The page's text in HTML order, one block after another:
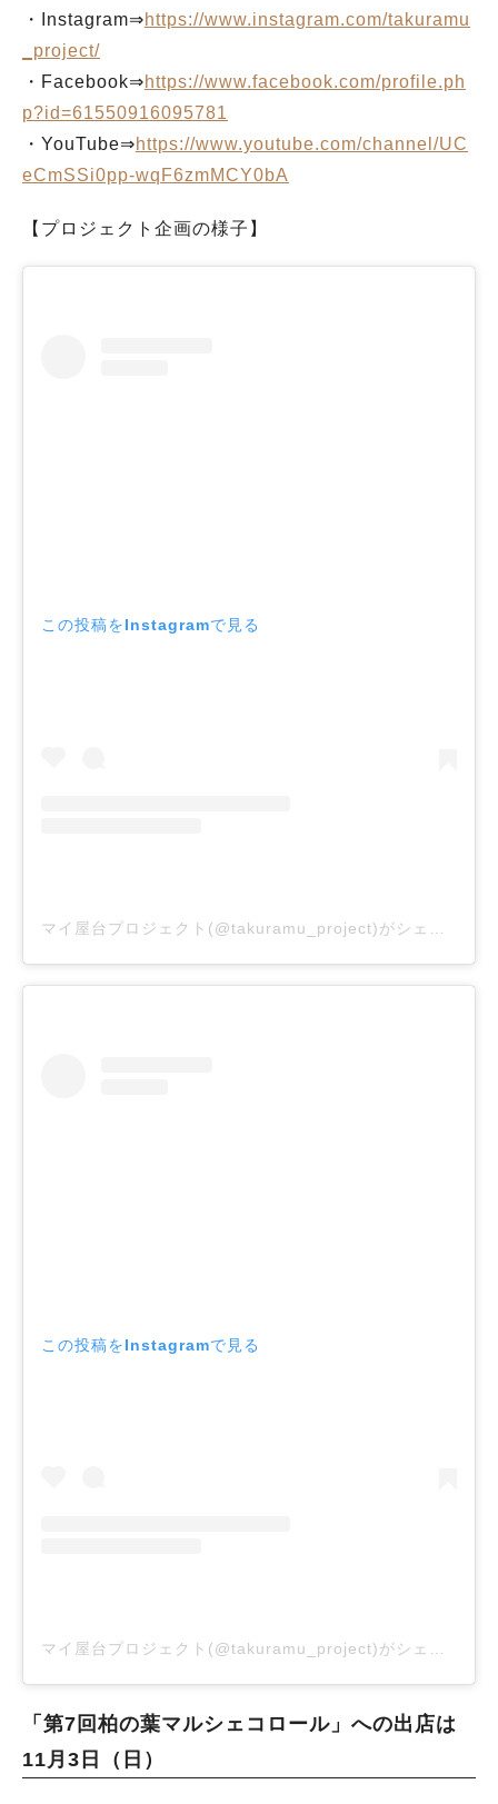
・Instagram⇒https://www.instagram.com/takuramu
_project/
・Facebook⇒https://www.facebook.com/profile.ph
p?id=61550916095781
・YouTube⇒https://www.youtube.com/channel/UC
eCmSSi0pp-wqF6zmMCY0bA
【プロジェクト企画の様子】
この投稿をInstagramで見る
マイ屋台プロジェクト(@takuramu_project)がシェアした投稿
この投稿をInstagramで見る
「第7回柏の葉マルシェコロール」への出店は
11月3日（日）